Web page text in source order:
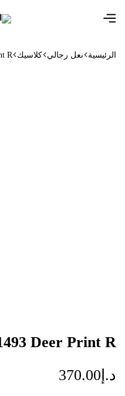
الرئيسية نعل رجالي كلاسيك R
Deer Print R
د.إ 370.00